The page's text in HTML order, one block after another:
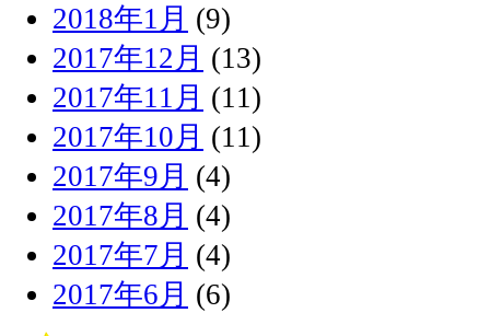
2018年1月 (9)
2017年12月 (13)
2017年11月 (11)
2017年10月 (11)
2017年9月 (4)
2017年8月 (4)
2017年7月 (4)
2017年6月 (6)